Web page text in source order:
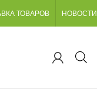
ТОВАРОВ НОВОСТИ